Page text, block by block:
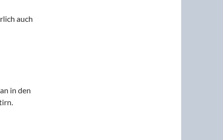
auch
in den